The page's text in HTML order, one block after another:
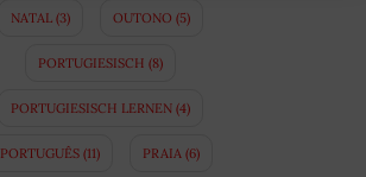
NATAL(3) OUTONO (5)
PORTUGIESISCH (8)
PORTUGIESISCH LERNEN(4)
PORTUGUÊS (11) PRAIA (6)